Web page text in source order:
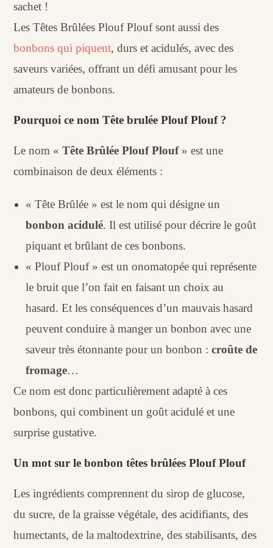
sachet !
Les Têtes Brûlées Plouf Plouf sont aussi des
bonbons qui piquent, durs et acidulés, avec des
saveurs variées, offrant un défi amusant pour les
amateurs de bonbons.
Pourquoi ce nom Tête brulée Plouf Plouf ?
Le nom «Tête Brûlée Plouf Plouf» est une
combinaison de deux éléments :
« Tête Brûlée » est le nom qui désigne un
bonbon acidulé. Il est utilisé pour décrire le goût
piquant et brûlant de ces bonbons.
« Plouf Plouf » est un onomatopée qui représente
le bruit que l’on fait en faisant un choix au
hasard. Et les conséquences d’un mauvais hasard
peuvent conduire à manger un bonbon avec une
saveur très étonnante pour un bonbon :croûte de
fromage…
Ce nom est donc particulièrement adapté à ces
bonbons, qui combinent un goût acidulé et une
surprise gustative.
Un mot sur le bonbon têtes brûlées Plouf Plouf
Les ingrédients comprennent du sirop de glucose,
du sucre, de la graisse végétale, des acidifiants, des
humectants, de la maltodextrine, des stabilisants, des